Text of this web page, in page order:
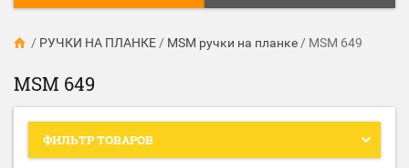
/ РУЧКИ НА ПЛАНКЕ / MSM ручки на планке / MSM 649
MSM 649
ФИЛЬТР ТОВАРОВ